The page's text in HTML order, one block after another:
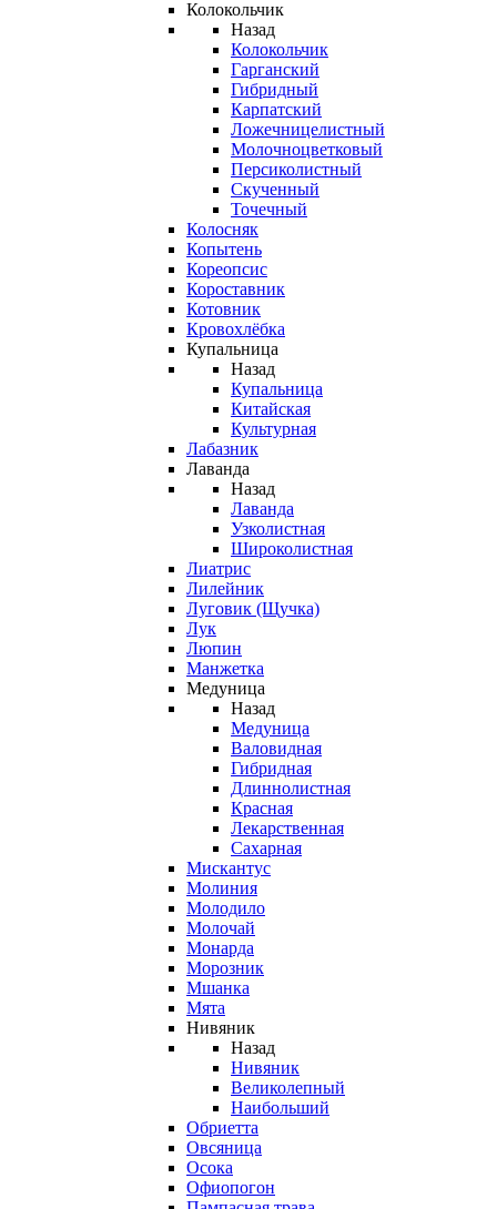
Колокольчик
Назад
Колокольчик
Гарганский
Гибридный
Карпатский
Ложечницелистный
Молочноцветковый
Персиколистный
Скученный
Точечный
Колосняк
Копытень
Кореопсис
Короставник
Котовник
Кровохлёбка
Купальница
Назад
Купальница
Китайская
Культурная
Лабазник
Лаванда
Назад
Лаванда
Узколистная
Широколистная
Лиатрис
Лилейник
Луговик (Щучка)
Лук
Люпин
Манжетка
Медуница
Назад
Медуница
Валовидная
Гибридная
Длиннолистная
Красная
Лекарственная
Сахарная
Мискантус
Молиния
Молодило
Молочай
Монарда
Морозник
Мшанка
Мята
Нивяник
Назад
Нивяник
Великолепный
Наибольший
Обриетта
Овсяница
Осока
Офиопогон